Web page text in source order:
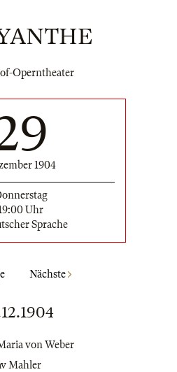
Operntheater
1904
Uhr
Sprache
Nächste
von Weber
Mahler